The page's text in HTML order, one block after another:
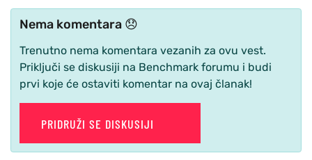
Nema komentara 😞
Trenutno nema komentara vezanih za ovu vest.
Priključi se diskusiji na Benchmark forumu i budi
prvi koje će ostaviti komentar na ovaj članak!
PRIDRUŽI SE DISKUSIJI